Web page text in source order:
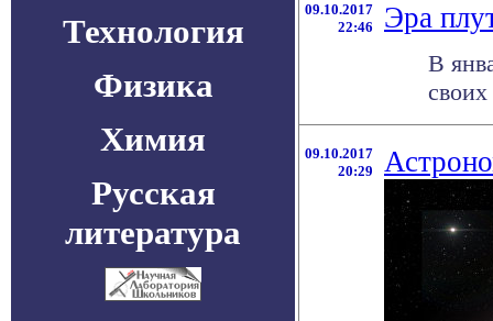
Технология
Физика
Химия
Русская
литература
09.10.2017
22:46
Эра
В
09.10.2017
20:29